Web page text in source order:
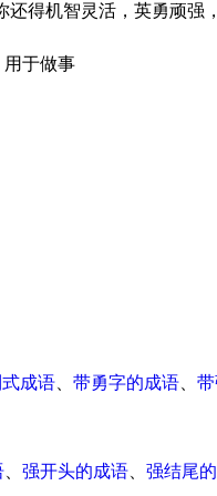
还得机智灵活，英勇顽强
用于做事
成语 带勇字的成语
强开头的成语
强结尾